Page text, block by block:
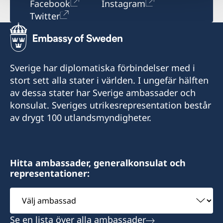
Facebook
Instagram
Twitter
Sverige har diplomatiska förbindelser med i
stort sett alla stater i världen. I ungefär hälften
av dessa stater har Sverige ambassader och
konsulat. Sveriges utrikesrepresentation består
av drygt 100 utlandsmyndigheter.
Hitta ambassader, generalkonsulat och
representationer:
Välj
ambassad
Se en lista över alla ambassader